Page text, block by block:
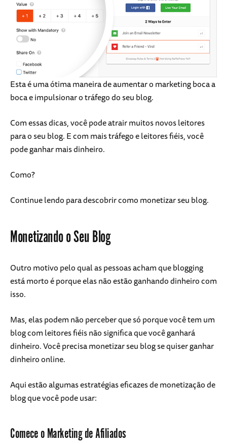
Esta é uma ótima maneira de aumentar o marketing boca a
boca e impulsionar o tráfego do seu blog.
Com essas dicas, você pode atrair muitos novos leitores
para o seu blog. E com mais tráfego e leitores fiéis, você
pode ganhar mais dinheiro.
Como?
Continue lendo para descobrir como monetizar seu blog.
Monetizando o Seu Blog
Outro motivo pelo qual as pessoas acham que blogging
está morto é porque elas não estão ganhando dinheiro com
isso.
Mas, elas podem não perceber que só porque você tem um
blog com leitores fiéis não significa que você ganhará
dinheiro. Você precisa monetizar seu blog se quiser ganhar
dinheiro online.
Aqui estão algumas estratégias eficazes de monetização de
blog que você pode usar:
Comece o Marketing de Afiliados